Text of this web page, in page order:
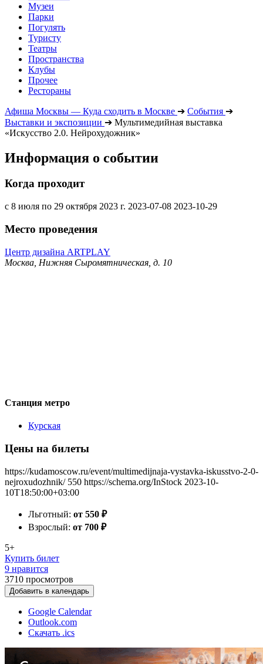
Музеи
Парки
Погулять
Туристу
Театры
Пространства
Клубы
Прочее
Рестораны
Афиша Москвы — Куда сходить в Москве ➔ События ➔
Выставки и экспозиции ➔ Мультимедийная выставка
«Искусство 2.0. Нейрохудожник»
Информация о событии
Когда проходит
с 8 июля по 29 октября 2023 г. 2023-07-08 2023-10-29
Место проведения
Центр дизайна ARTPLAY
Москва, Нижняя Сыромятническая, д. 10
Станция метро
Курская
Цены на билеты
https://kudamoscow.ru/event/multimedijnaja-vystavka-iskusstvo-2-0-
nejroxudozhnik/ 550 https://schema.org/InStock 2023-10-
10T18:50:00+03:00
Льготный: от 550 ₽
Взрослый: от 700 ₽
5+
Купить билет
9 нравится
3710 просмотров
Добавить в календарь
Google Calendar
Outlook.com
Скачать .ics